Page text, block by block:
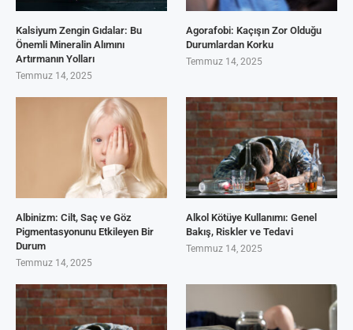
Kalsiyum Zengin Gıdalar: Bu
Önemli Mineralin Alımını
Artırmanın Yolları
Temmuz 14, 2025
Agorafobi: Kaçışın Zor Olduğu
Durumlardan Korku
Temmuz 14, 2025
Albinizm: Cilt, Saç ve Göz
Pigmentasyonunu Etkileyen Bir
Durum
Temmuz 14, 2025
Alkol Kötüye Kullanımı: Genel
Bakış, Riskler ve Tedavi
Temmuz 14, 2025